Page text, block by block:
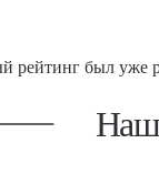
рейтинг был уже